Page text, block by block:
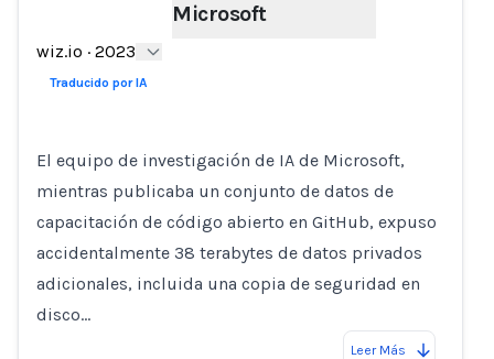
Microsoft
wiz.io · 2023
Traducido por IA
El equipo de investigación de IA de Microsoft,
mientras publicaba un conjunto de datos de
capacitación de código abierto en GitHub, expuso
accidentalmente 38 terabytes de datos privados
adicionales, incluida una copia de seguridad en
disco…
Leer Más